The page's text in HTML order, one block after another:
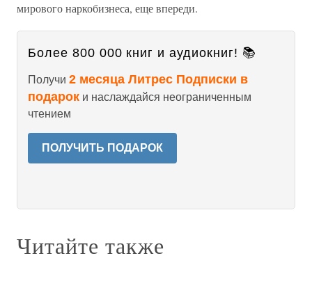
мирового наркобизнеса, еще впереди.
Более 800 000 книг и аудиокниг! 📚
Получи 2 месяца Литрес Подписки в
подарок и наслаждайся неограниченным
чтением
ПОЛУЧИТЬ ПОДАРОК
Читайте также